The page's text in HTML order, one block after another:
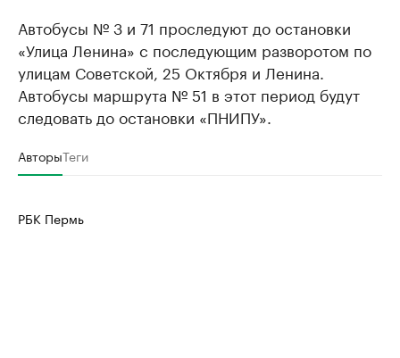
Автобусы № 3 и 71 проследуют до остановки
«Улица Ленина» с последующим разворотом по
улицам Советской, 25 Октября и Ленина.
Автобусы маршрута № 51 в этот период будут
следовать до остановки «ПНИПУ».
АвторыТеги
РБК Пермь